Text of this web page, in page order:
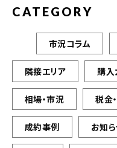
CATEGORY
市況コラム
隣接エリア 購入
相場・市況 税金
成約事例 お知